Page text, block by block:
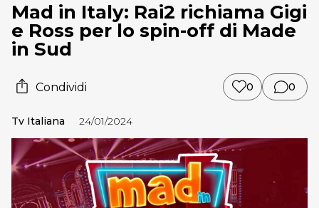
Mad in Italy: Rai2 richiama Gigi
e Ross per lo spin-off di Made
in Sud
Condividi 0 0
Tv Italiana 24/01/2024